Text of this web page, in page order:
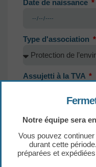
Date de naissance
Type d'association
Assujetti à la TVA
Facturez-vous la tva
Votre logo (non
Uniquement en PNG
Notre équipe sera
Vous pouvez
durant cette
préparées et